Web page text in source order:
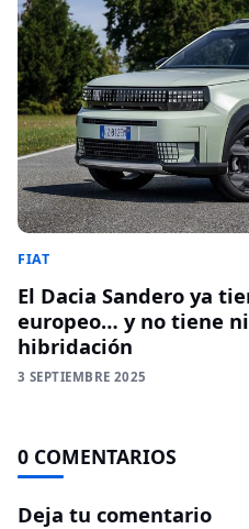
FIAT
El Dacia Sandero ya
europeo… y no tiene
hibridación
3 SEPTIEMBRE 2025
0 COMENTARIOS
Deja tu comentario